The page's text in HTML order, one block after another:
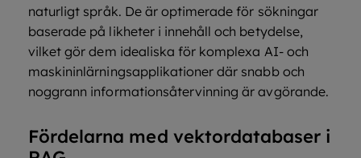
naturligt språk. De är optimerade för sökningar
baserade på likheter i innehåll och betydelse,
vilket gör dem idealiska för komplexa AI- och
maskininlärningsapplikationer där snabb och
noggrann informationsåtervinning är avgörande.
Fördelarna med vektordatabaser i